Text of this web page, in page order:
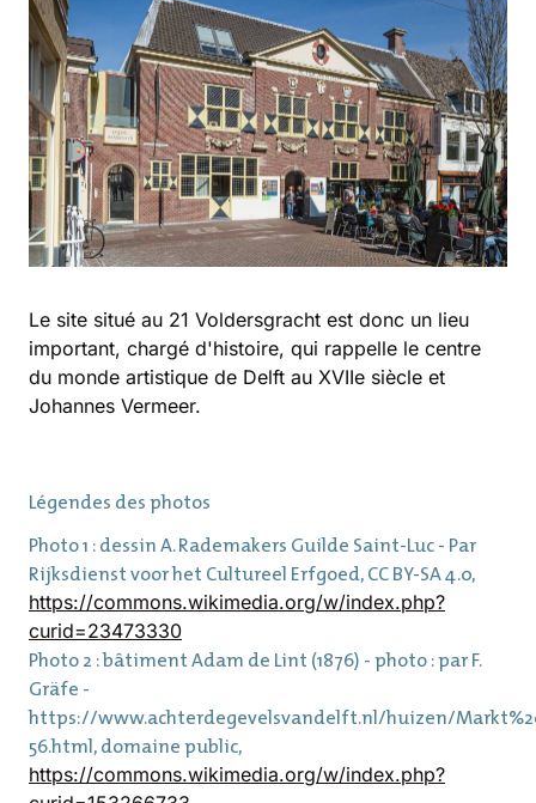
Le site situé au 21 Voldersgracht est donc un lieu
important, chargé d'histoire, qui rappelle le centre
du monde artistique de Delft au XVIIe siècle et
Johannes Vermeer.
Légendes des photos
Photo 1 : dessin A. Rademakers Guilde Saint-Luc - Par
Rijksdienst voor het Cultureel Erfgoed, CC BY-SA 4.0,
https://commons.wikimedia.org/w/index.php?
curid=23473330
Photo 2 : bâtiment Adam de Lint (1876) - photo : par F.
Gräfe -
https://www.achterdegevelsvandelft.nl/huizen/
56.html, domaine public,
https://commons.wikimedia.org/w/index.php?